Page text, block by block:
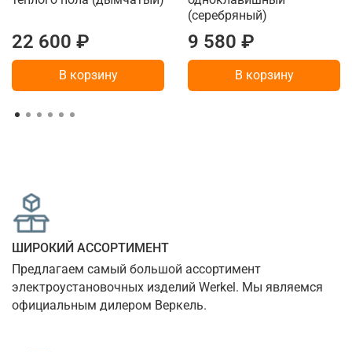
22 600 ₽
В корзину
(серебряный)
9 580 ₽
В корзину
ШИРОКИЙ АССОРТИМЕНТ
Предлагаем самый большой ассортимент
электроустановочных изделий Werkel. Мы являемся
официальным дилером Веркель.